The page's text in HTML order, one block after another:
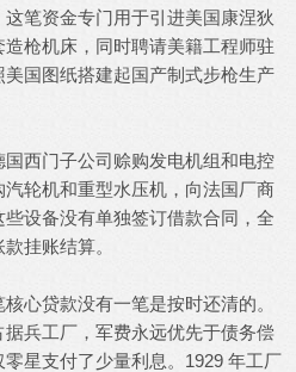
笔资金专门用于引进美国康涅狄
枪机床，同时聘请美籍工程师驻
国图纸搭建起国产制式步枪生产
西门子公司赊购发电机组和电控
轮机和重型水压机，向法国厂商
设备没有单独签订借款合同，全
挂账结算。
心贷款没有一笔是按时还清的。
兵工厂，军费永远优先于债务偿
星支付了少量利息。1929 年工厂